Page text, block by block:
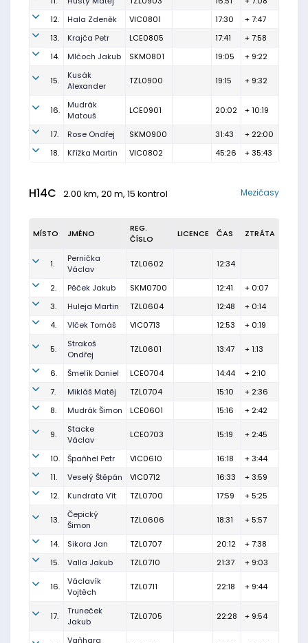
12.
Hala Zdeněk VIC0801 17:30
+ 7:47
13.
Krajča Petr LCE0805 17:41
+ 7:58
14.
Mlčoch Jakub SKM0801 19:05 + 9:22
15.
Kusák
Alexander
TZL0900 19:15 + 9:32
16.
Mudrák
Matouš
LCE0901 20:02 + 10:19
17. Rose Ondřej SKM0900 31:43
+ 22:00
18.
Křížka Martin VIC0802 45:26 + 35:43
H14C 2.00 km, 20 m, 15 kontrol Mezičasy
MÍSTO JMÉNO
REG.
ČÍSLO
LICENCE ČAS ZTRÁTA
1.
Pernička
Václav
TZL0602 12:34
2. Pěček Jakub SKM0700 12:41
+ 0:07
3.
Huleja Martin TZL0604 12:48
+ 0:14
4.
Vlček Tomáš VIC0713 12:53 + 0:19
5.
Strakoš
Ondřej
TZL0601 13:47 + 1:13
6. Šmelík Daniel LCE0704 14:44
+ 2:10
7.
Mikláš Matěj TZL0704 15:10
+ 2:36
8.
Mudrák Šimon LCE0601 15:16 + 2:42
9.
Stacke
Václav
LCE0703 15:19 + 2:45
10. Špaňhel Petr VIC0610 16:18
+ 3:44
11.
Veselý Štěpán VIC0712 16:33
+ 3:59
12.
Kundrata Vít TZL0700 17:59 + 5:25
13.
Čepický
Šimon
TZL0606 18:31 + 5:57
14. Sikora Jan TZL0707 20:12
+ 7:38
15.
Valla Jakub TZL0710 21:37 + 9:03
16.
Václavík
Vojtěch
TZL0711 22:18 + 9:44
17.
Truneček
Jakub
TZL0705 22:28 + 9:54
Vaňhara